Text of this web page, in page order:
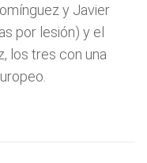
y Javier
por lesión) y el
los tres con una